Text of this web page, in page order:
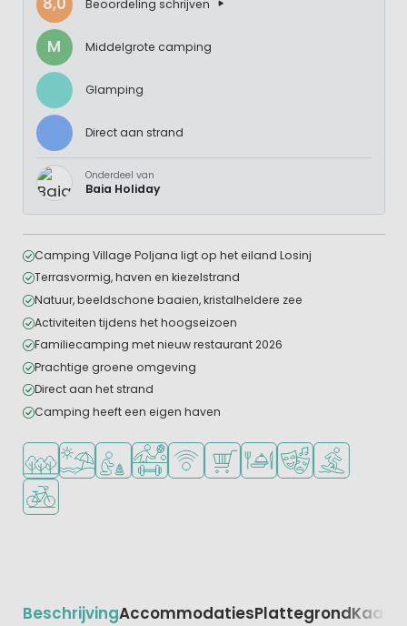
Beoordeling schrijven
M Middelgrote camping
Glamping
Direct aan strand
Onderdeel van
Baia Holiday
Camping Village Poljana ligt op het eiland Losinj
Terrasvormig, haven en kiezelstrand
Natuur, beeldschone baaien, kristalheldere zee
Activiteiten tijdens het hoogseizoen
Familiecamping met nieuw restaurant 2026
Prachtige groene omgeving
Direct aan het strand
Camping heeft een eigen haven
Ligt in een bosrijke omgeving
Ligt bij strand en zee
Aanbevolen voor jonge kinderen
Veel mogelijkheden om te sporten
WiFi beschikbaar
Campingwinkel/Supermarkt
Restaurant of pizzeria
Fietsverhuur
BeschrijvingAccommodatiesPlattegrondKaart